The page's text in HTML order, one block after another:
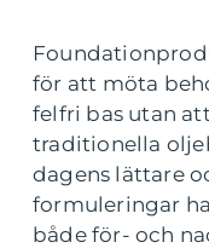
för att möta
felfri bas utan
traditionella
dagens lättare
formuleringar
både för- och